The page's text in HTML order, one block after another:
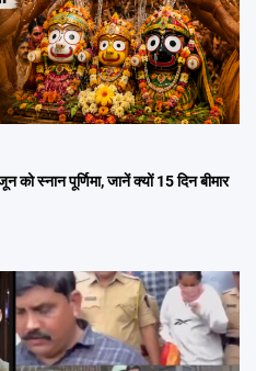
पूर्णिमा, जानें क्यों 15 दिन बीमार